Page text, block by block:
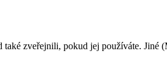
zveřejnili, pokud jej používáte. Jiné